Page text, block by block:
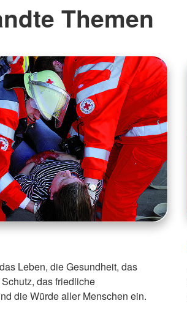
Themen
Leben, die Gesundheit, das
das friedliche
die Würde aller Menschen ein.